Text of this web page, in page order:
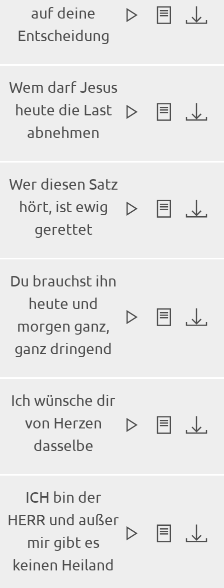
auf deine
Entscheidung
Wem darf Jesus
heute die Last
abnehmen
Wer diesen Satz
hört, ist ewig
gerettet
Du brauchst ihn
heute und
morgen ganz,
ganz dringend
Ich wünsche dir
von Herzen
dasselbe
ICH bin der
HERR und außer
mir gibt es
keinen Heiland